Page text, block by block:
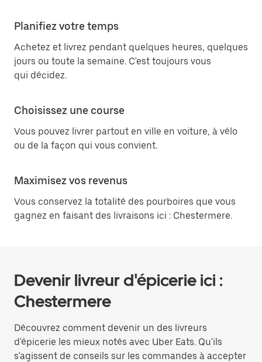
Planifiez votre temps
Achetez et livrez pendant quelques heures, quelques
jours ou toute la semaine. C'est toujours vous
qui décidez.
Choisissez une course
Vous pouvez livrer partout en ville en voiture, à vélo
ou de la façon qui vous convient.
Maximisez vos revenus
Vous conservez la totalité des pourboires que vous
gagnez en faisant des livraisons ici : Chestermere.
Devenir livreur d'épicerie ici :
Chestermere
Découvrez comment devenir un des livreurs
d'épicerie les mieux notés avec Uber Eats. Qu'ils
s'agissent de conseils sur les commandes à accepter